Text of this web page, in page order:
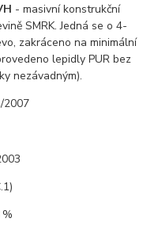
- masivní konstrukční
SMRK. Jedná se o 4-
zakráceno na minimální
lepidly PUR bez
nezávadným).
2007